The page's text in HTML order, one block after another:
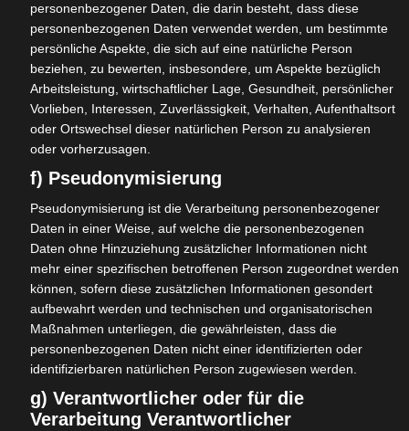
Nutzung vorhandener Resourcen: Aufbau eines
Portals für die gemeinsame Nutzung vorhandener
Mobilitätsresourcen.
Bereitstellung von Mobilitätsalternativen: E-Mobil,
E-Lastenfahrrad und E-Bikes. Wir sehen darin eine
emissionsarme und umweltfreundliche Alternative
zum Verbrennungsmotor. Durch die Bereitstellung
von E-Fahrzeugen können Bewohner*innen die
Entscheidung treffen auf ihr individuelles KFZ
zeitweilig oder grundsätzlich zu verzichten. So
verringern wir mittel- und langfristig Emissionen
und erreichen darüber hinaus einen Flächengewinn,
da der Bedarf an Abstellflächen und neuen Straßen
verringert wird.
Informationsveranstaltungen und Netzwerkarbeit zu
Themen wie Nachhaltigkeit und Umweltschutz
begleiten das Projekt.
Schon das Energiekonzept von Schloss Hamborn versucht
personenbezogener Daten, die darin besteht, dass diese
personenbezogenen Daten verwendet werden, um bestimmte
persönliche Aspekte, die sich auf eine natürliche Person
beziehen, zu bewerten, insbesondere, um Aspekte bezüglich
Arbeitsleistung, wirtschaftlicher Lage, Gesundheit, persönlicher
Vorlieben, Interessen, Zuverlässigkeit, Verhalten, Aufenthaltsort
oder Ortswechsel dieser natürlichen Person zu analysieren
oder vorherzusagen.
f) Pseudonymisierung
Pseudonymisierung ist die Verarbeitung personenbezogener
Daten in einer Weise, auf welche die personenbezogenen
Daten ohne Hinzuziehung zusätzlicher Informationen nicht
mehr einer spezifischen betroffenen Person zugeordnet werden
können, sofern diese zusätzlichen Informationen gesondert
aufbewahrt werden und technischen und organisatorischen
Maßnahmen unterliegen, die gewährleisten, dass die
personenbezogenen Daten nicht einer identifizierten oder
identifizierbaren natürlichen Person zugewiesen werden.
g) Verantwortlicher oder für die
Verarbeitung Verantwortlicher